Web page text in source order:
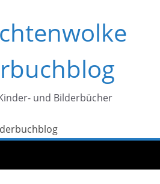
und Bilderbücher